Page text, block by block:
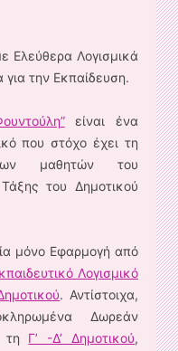
Ελεύθερα Λογισμικά
για την Εκπαίδευση.
είναι ένα
που στόχο έχει τη
μαθητών του
του Δημοτικού
μόνο Εφαρμογή από
Λογισμικό
. Αντίστοιχα,
Δωρεάν
τη Γ’ -Δ’ Δημοτικού,